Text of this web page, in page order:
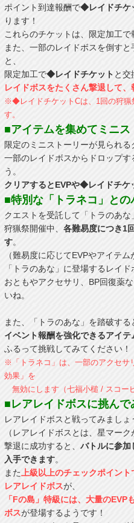
ポイント到達報酬で◆レイドチケ
ります！
これらのチケットは、限定加工で
また、一部のレイドボスを倒すと
と、
限定加工で◆レイドチケット と交
レイドボスをたくさん撃退して、
※◆レイドチケットCは、1回の狩猟
す。
■アイテムを集めてミニス
限定のミニストーリーが見られる
一部のレイドボスからドロップ
う。
クリアするとEVPや◆レイドチケ
■特別な「トラネコ」との
クエストを受託して「トラのあな
狩猟祭開催中、 各難易度につき1
す。
（難易度に応じてEVPやアイテム
「トラのあな」に登場するレイド
おともやアクセサリ、BP回復薬
いね。
また、「トラのあな」を踏破する
イベント報酬を強化できるアイ
ふるって挑戦してみてください！
※「トラネコ」は、一部のアクセサ
効果」を
無効にします（七福小槌 / スコー
■レアレイドボスに挑んで
レアレイドボスと戦ってみましょ
（レアレイドボスとは、星マー
撃退に成功すると、 バトルに参加
入手できます。
また上級以上のチェックポイン
レアレイドボスが、
「Fの島」特級には、大量の
ボスが登場するようです！